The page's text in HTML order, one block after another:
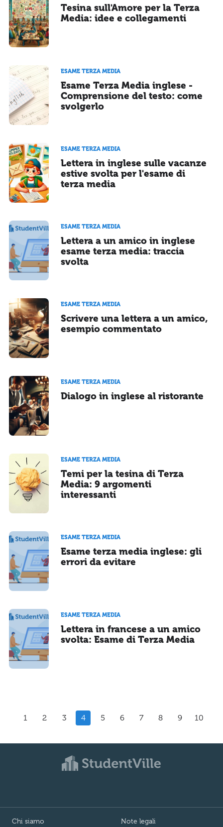
Tesina sull'Amore per la Terza
Media: idee e collegamenti
ESAME TERZA MEDIA
Esame Terza Media inglese -
Comprensione del testo: come
svolgerlo
ESAME TERZA MEDIA
Lettera in inglese sulle vacanze
estive svolta per l'esame di
terza media
ESAME TERZA MEDIA
Lettera a un amico in inglese
esame terza media: traccia
svolta
ESAME TERZA MEDIA
Scrivere una lettera a un amico,
esempio commentato
ESAME TERZA MEDIA
Dialogo in inglese al ristorante
ESAME TERZA MEDIA
Temi per la tesina di Terza
Media: 9 argomenti
interessanti
ESAME TERZA MEDIA
Esame terza media inglese: gli
errori da evitare
ESAME TERZA MEDIA
Lettera in francese a un amico
svolta: Esame di Terza Media
1 2 3 4 5 6 7 8 9 10
Chi siamo Note legali